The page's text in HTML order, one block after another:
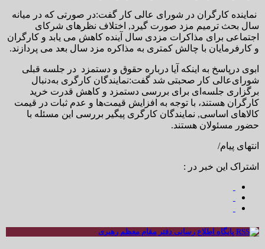
نماینده کارگران در شورای عالی کار گفت:در صورتی که در میانه
سال بحث ترمیم مزد صورت گیرد, اختلاف نظرهای شرکای
اجتماعی برای مذاکرات مزدی سال آینده کاهش می یابد و کارگران
و کارفرمایان با چالش کمتری به مذاکره مزد سال بعد می پردازند.
ابوی درپاسخ به اینکه آیا درباره حقوق و دستمزد در جلسه قبلی
شورای‌عالی کار صحبتی شد گفت:نمایندگان کارگری به‌دنبال
برگزاری جلسه‌ای برای بررسی دستمزد و کاهش قدرت خرید
کارگران هستند، با توجه به افزایش قیمت‌ها و عدم ثبات در قیمت
کالاهای اساسی, نمایندگان کارگری پیگیر بررسی این مسئله با
حضور مسئولان هستند.
انتهای پیام/
اشتراک این خبر در :
پایگاه اطلاع رسانی دفتر مقام معظم رهبری